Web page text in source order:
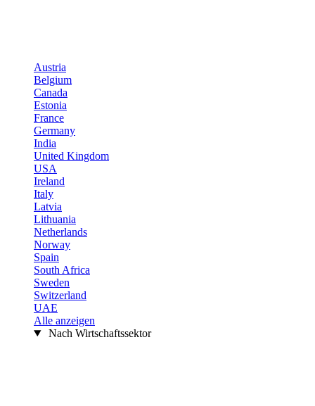
Austria
Belgium
Canada
Estonia
France
Germany
India
United Kingdom
USA
Ireland
Italy
Latvia
Lithuania
Netherlands
Norway
Spain
South Africa
Sweden
Switzerland
UAE
Alle anzeigen
Nach Wirtschaftssektor